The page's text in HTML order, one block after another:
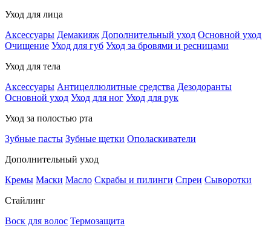
Уход для лица
Аксессуары Демакияж Дополнительный уход Основной уход
Очищение Уход для губ Уход за бровями и ресницами
Уход для тела
Аксессуары Антицеллюлитные средства Дезодоранты
Основной уход Уход для ног Уход для рук
Уход за полостью рта
Зубные пасты Зубные щетки Ополаскиватели
Дополнительный уход
Кремы Маски Масло Скрабы и пилинги Спреи Сыворотки
Стайлинг
Воск для волос Термозащита